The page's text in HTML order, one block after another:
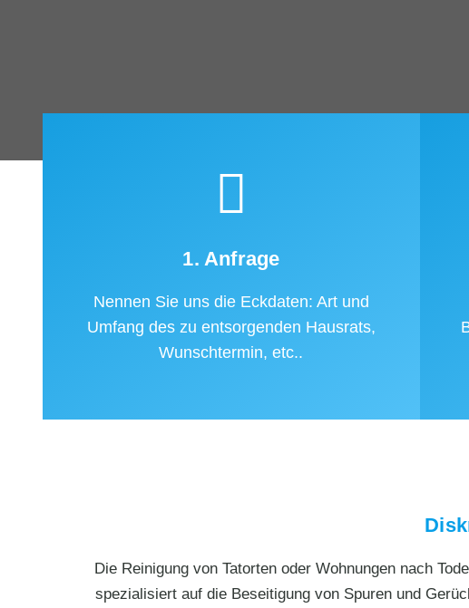
1. Anfrage
Nennen Sie uns die Eckdaten: Art und
Umfang des zu entsorgenden Hausrats,
Wunschtermin, etc..
Die Reinigung von Tatorten oder Wohnungen nach
spezialisiert auf die Beseitigung von Spuren und